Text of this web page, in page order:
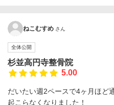
ねこむすめ さん
全体公開
杉並高円寺整骨院
5.00
だいたい週2ペースで4ヶ月ほど
起こらなくなりました！